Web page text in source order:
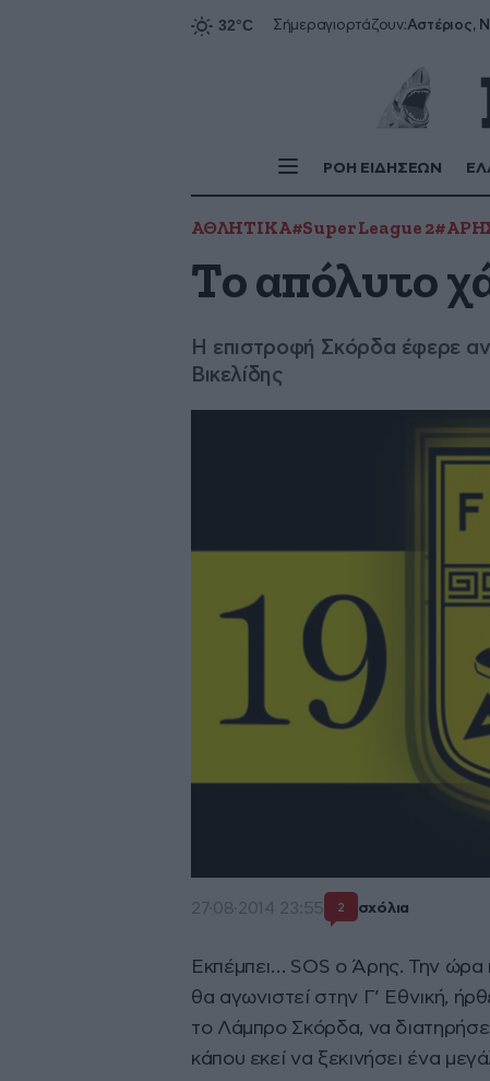
Σήμεραγιορτάζουν:Αστέριος,
ΡΟΗ ΕΙΔΗΣΕΩΝ
ΑΘΛΗΤΙΚΑ#Super League 2
Το απόλυτο
Η επιστροφή Σκόρδα έφερε
Βικελίδης
27·08·2014 23:55 2 σχόλια
Εκπέμπει… SOS ο Άρης. Την
θα αγωνιστεί στην Γ’ Εθνική,
το Λάμπρο Σκόρδα, να
κάπου εκεί να ξεκινήσει ένα